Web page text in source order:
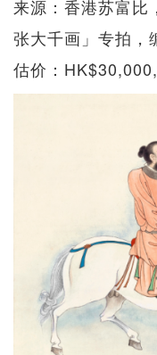
来源：香港苏富比
张大千画」专拍，
估价：